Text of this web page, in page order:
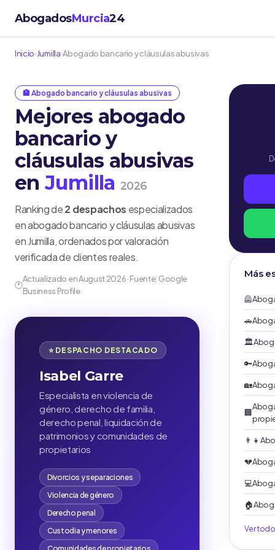
AbogadosMurcia24
Inicio›Jumilla›Abogado bancario y cláusulas abusivas
🏦 Abogado bancario y cláusulas abusivas
Mejores abogado
bancario y
cláusulas abusivas
enJumilla 2026
Ranking de2 despachos especializados
en abogado bancario y cláusulas abusivas
en Jumilla, ordenados por valoración
verificada de clientes reales.
🕐
Actualizado en August 2026 · Fuente: Google
Business Profile
⭐ DESPACHO DESTACADO
Isabel Garre
Especialista en violencia de
género, derecho de familia,
derecho penal, liquidación de
patrimonios y comunidades de
propietarios
Divorcios y separaciones
Violencia de género
Derecho penal
Custodia y menores
Más
🦺
🚗
🏛️
🔑
🏡
🏢
👨‍👧
💔
💻
🏠
Ver